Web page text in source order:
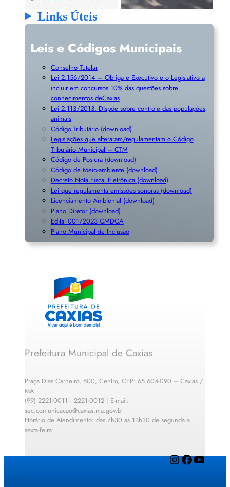
Links Úteis
Leis e Códigos Municipais
Conselho Tutelar
Lei 2.156/2014 – Obriga e Executivo e o Legislativo a
incluir em concursos 10% das questões sobre
conhecimentos deCaxias
Lei 2.113/2013. Dispõe sobre controle das populações
animais
Código Tributário (download)
Legislações que alteraram/regulamentam o Código
Tributário Municipal – CTM
Código de Postura (download)
Código de Meio-ambiente (download)
Decreto Nota Fiscal Eletrônica (download)
Lei que regulamenta emissões sonoras (download)
Licenciamento Ambiental (download)
Plano Diretor (download)
Edital 001/2023 CMDCA
Plano Municipal de Inclusão
Prefeitura Municipal de Caxias
Praça Dias Carneiro, 600, Centro, CEP: 65.604-090 – Caxias /
MA
(99) 2221-0011 · 2221-0012 | E-mail:
sec.comunicacao@caxias.ma.gov.br
Horário de Atendimento: das 7h30 as 13h30 de segunda a
sexta-feira
InstagramFacebook YouTube